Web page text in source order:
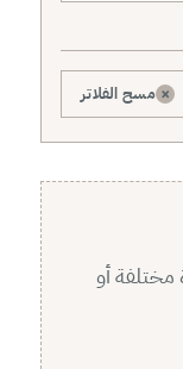
× مسح الفلاتر
مختلفة أو